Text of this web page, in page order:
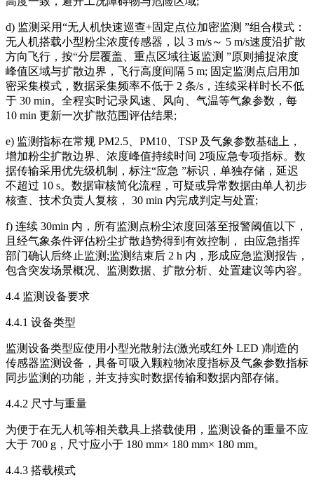
d) 监测采用“无人机快速巡查+固定点位加密监测 ”组合模式：
无人机搭载小型粉尘浓度传感器，以 3 m/s～ 5 m/s速度沿扩散
方向飞行，按“分层覆盖、重点区域往返监测 ”原则捕捉浓度
峰值区域与扩散边界，飞行高度间隔 5 m; 固定监测点启用加
密采集模式，数据采集频率不低于 2 条/s，连续采样时长不低
于 30 min。全程实时记录风速、风向、气温等气象参数，每
10 min 更新一次扩散范围评估结果;
e) 监测指标在常规 PM2.5、PM10、TSP 及气象参数基础上，
增加粉尘扩散边界、浓度峰值持续时间 2项应急专项指标。数
据传输采用优先级机制，标注“应急 ”标识，单独存储，延迟
不超过 10 s。数据审核简化流程，可疑或异常数据由单人初步
核查、技术负责人复核， 30 min 内完成判定与处置;
f) 连续 30min 内，所有监测点粉尘浓度回落至报警阈值以下，
且经气象条件评估粉尘扩散趋势得到有效控制， 由应急指挥
部门确认后终止监测;监测结束后 2 h 内，形成应急监测报告，
包含突发场景概况、监测数据、扩散分析、处置建议等内容。
4.4 监测设备要求
4.4.1 设备类型
监测设备类型应使用小型光散射法(激光或红外 LED )制造的
传感器监测设备，具备可吸入颗粒物浓度指标及气象参数指标
同步监测的功能，并支持实时数据传输和数据内部存储。
4.4.2 尺寸与重量
为便于在无人机等相关载具上搭载使用，监测设备的重量不应
大于 700 g，尺寸应小于 180 mm× 180 mm× 180 mm。
4.4.3 搭载模式